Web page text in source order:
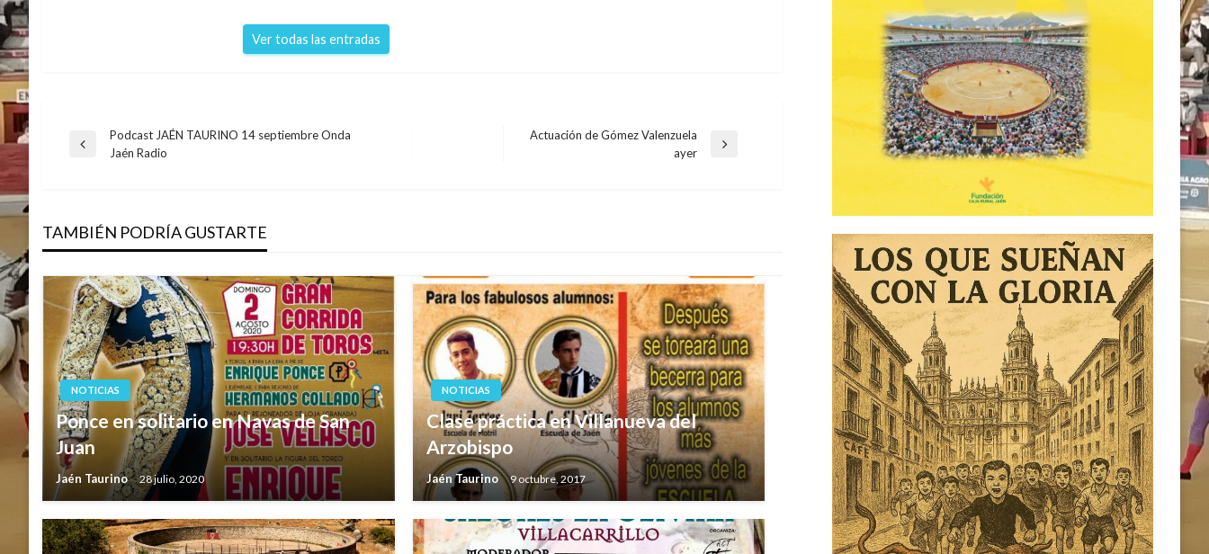
Ver todas las entradas
Navegación
entradas
Entrada
Podcast JAÉN TAURINO 14 septiembre Onda
Jaén Radio
Actuación de Gómez Valenzuela
ayer
TAMBIÉN PODRÍA GUSTARTE
NOTICIAS
Ponce en solitario en Navas de San
Juan
Jaén Taurino 28 julio, 2020
NOTICIAS
Clase práctica en Villanueva del
Arzobispo
Jaén Taurino 9 octubre, 2017